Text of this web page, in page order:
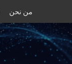
من نحن